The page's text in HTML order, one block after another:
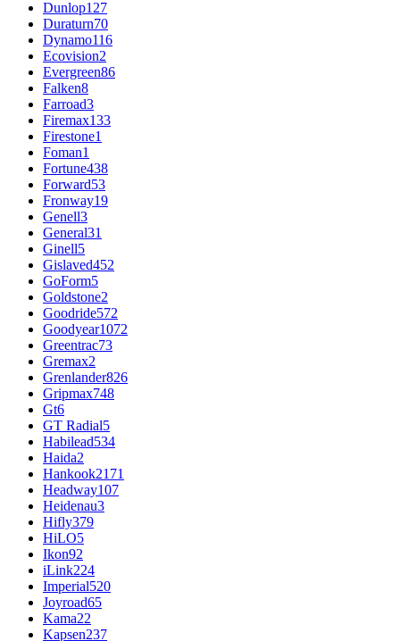
Dunlop127
Duraturn70
Dynamo116
Ecovision2
Evergreen86
Falken8
Farroad3
Firemax133
Firestone1
Foman1
Fortune438
Forward53
Fronway19
Genell3
General31
Ginell5
Gislaved452
GoForm5
Goldstone2
Goodride572
Goodyear1072
Greentrac73
Gremax2
Grenlander826
Gripmax748
Gt6
GT Radial5
Habilead534
Haida2
Hankook2171
Headway107
Heidenau3
Hifly379
HiLO5
Ikon92
iLink224
Imperial520
Joyroad65
Kama22
Kapsen237